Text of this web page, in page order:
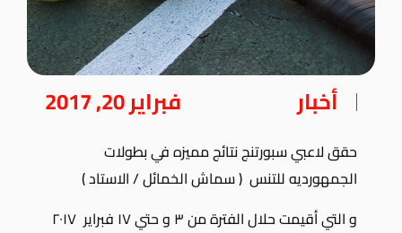
أخبار فبراير 20, 2017
حقق لاعبي سبورتنج نتائج مميزه في بطولات
الجمهورديه للتنس ( سماش الخمائل / الاستاد )
و التي أقيمت حلال الفترة من ٣ و حتي ١٧ فبراير ٢٠١٧